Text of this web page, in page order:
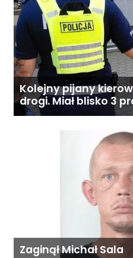
Kolejny pijany
drogi. Miał blisko 3
Zaginął Michał Sala